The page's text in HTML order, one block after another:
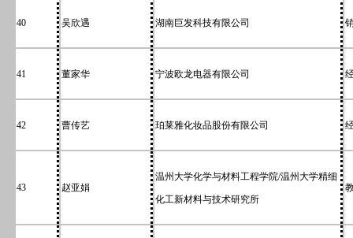
40 吴欣遇 湖南巨发科技有限公司
41 董家华 宁波欧龙电器有限公司
42 曹传艺 珀莱雅化妆品股份有限公司
43 赵亚娟
温州大学化学与材料工程学院/温州大学精细
化工新材料与技术研究所